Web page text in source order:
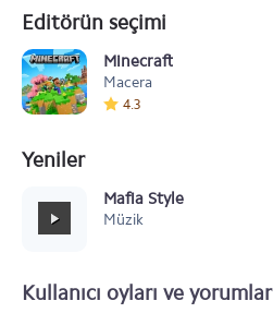
Editörün seçimi
Minecraft
Macera
4.3
Yeniler
Mafia Style
Müzik
Kullanıcı oyları ve yorumlar